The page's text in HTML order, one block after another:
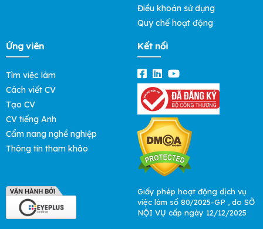
Điều khoản sử dụng
Quy chế hoạt động
Ứng viên
Tìm việc làm
Cách viết CV
Tạo CV
CV tiếng Anh
Cẩm nang nghề nghiệp
Thông tin tham khảo
Kết nối
Giấy phép hoạt động dịch vụ
việc làm số 80/2025-GP , do SỞ
NỘI VỤ cấp ngày 12/12/2025